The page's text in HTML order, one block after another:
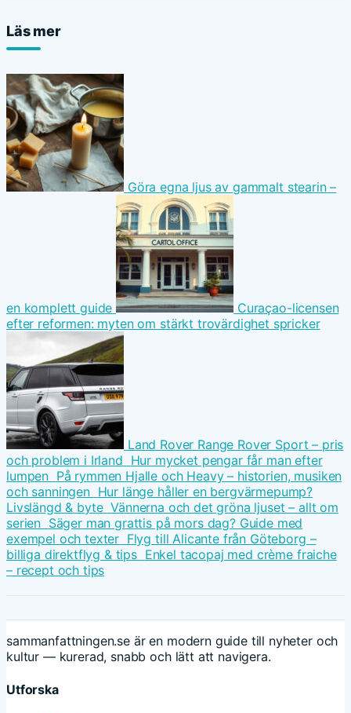
Läs mer
Göra egna ljus av gammalt stearin –
en komplett guide
Curaçao-licensen
efter reformen: myten om stärkt trovärdighet spricker
Land Rover Range Rover Sport – pris
och problem i Irland Hur mycket pengar får man efter
lumpen På rymmen Hjalle och Heavy – historien, musiken
och sanningen Hur länge håller en bergvärmepump?
Livslängd & byte Vännerna och det gröna ljuset – allt om
serien Säger man grattis på mors dag? Guide med
exempel och texter Flyg till Alicante från Göteborg –
billiga direktflyg & tips Enkel tacopaj med crème fraiche
– recept och tips
sammanfattningen.se är en modern guide till nyheter och
kultur — kurerad, snabb och lätt att navigera.
Utforska